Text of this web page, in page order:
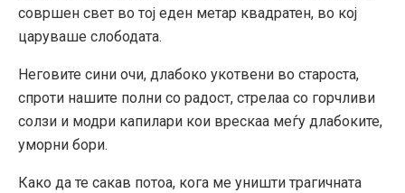
совршен свет во тој еден метар квадратен, во кој
царуваше слободата.
Неговите сини очи, длабоко укотвени во староста,
спроти нашите полни со радост, стрелаа со горчливи
солзи и модри капилари кои врескаа меѓу длабоките,
уморни бори.
Како да те сакав потоа, кога ме уништи трагичната